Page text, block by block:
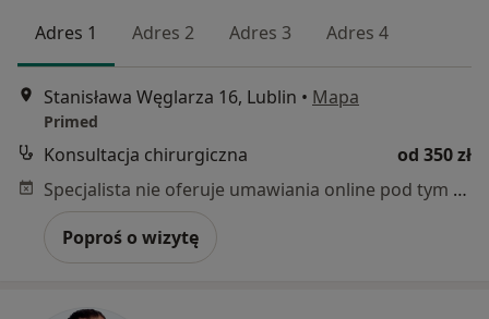
Adres 1 Adres 2 Adres 3 Adres 4
Stanisława Węglarza 16, Lublin • Mapa
Primed
Konsultacja chirurgiczna
od 350 zł
Specjalista nie oferuje umawiania online pod tym adresem.
Poproś o wizytę